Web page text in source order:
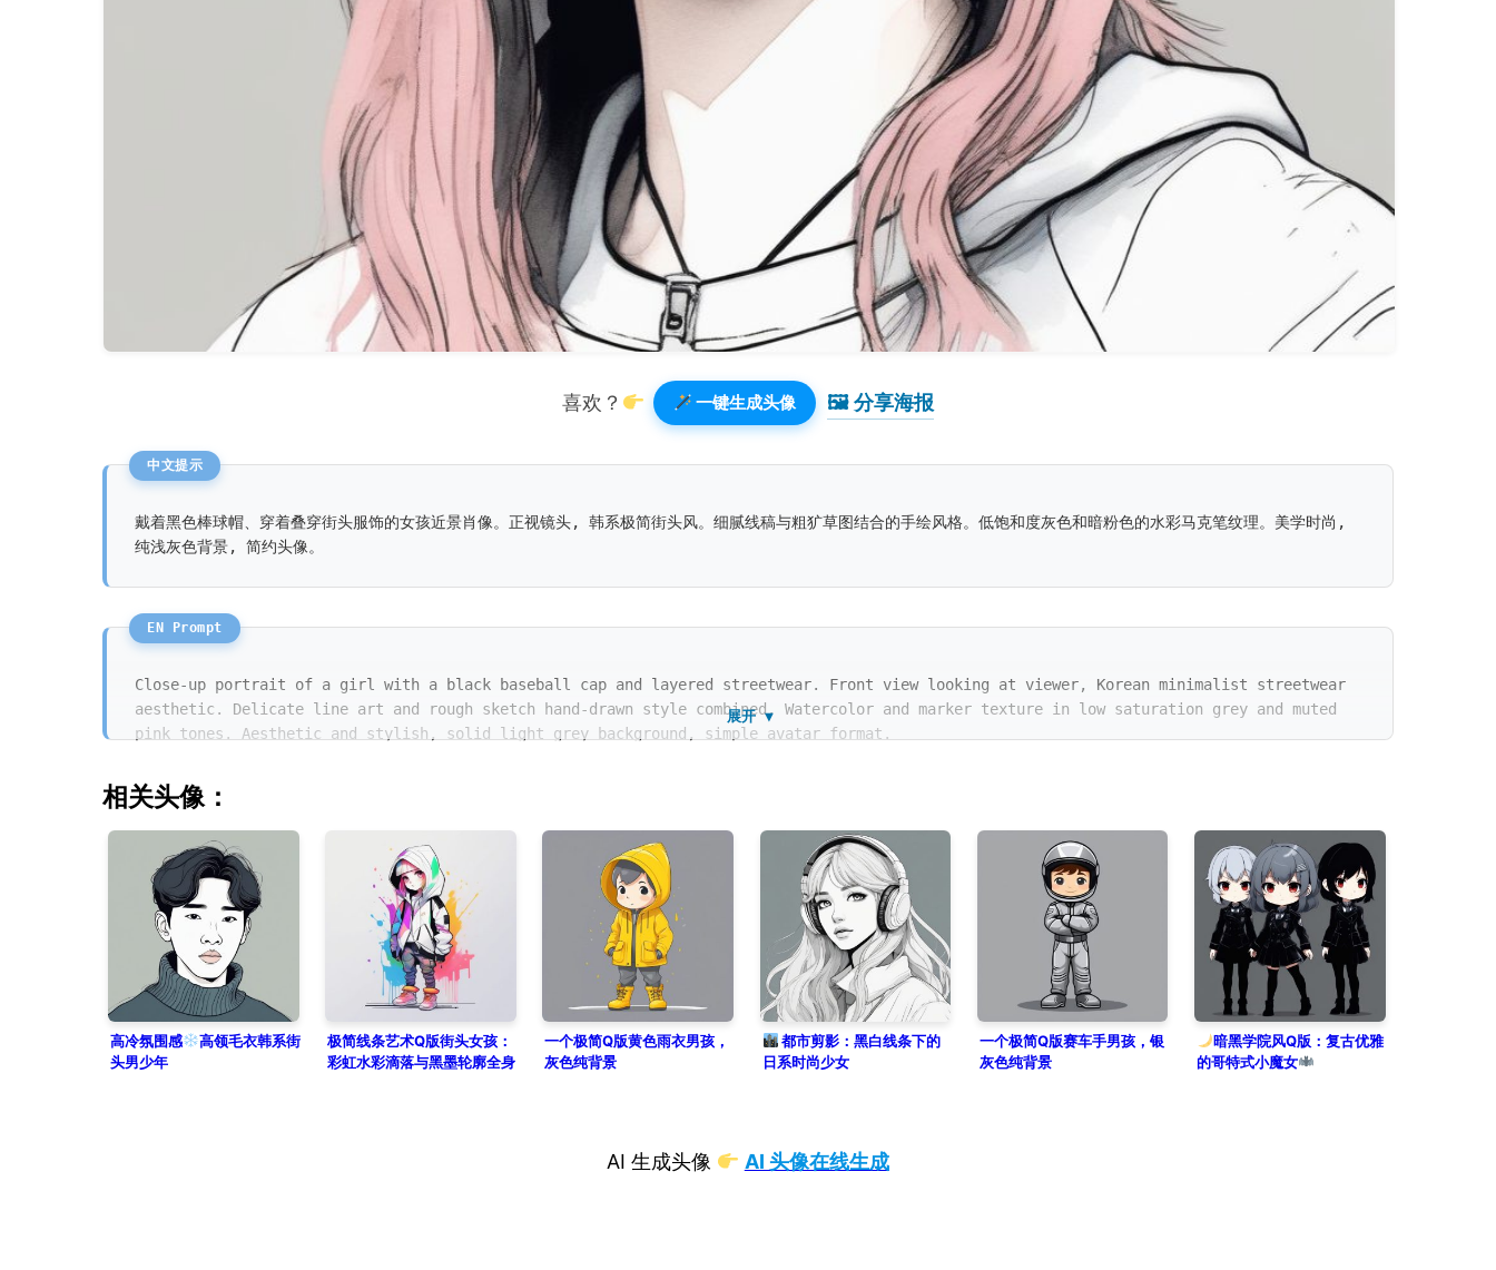
喜欢？ 一键生成头像 🖼 分享海报️
戴着黑色棒球帽、穿着叠穿街头服饰的女孩近景肖像。正视镜头, 韩系极简街头风。细腻线稿与粗犷草图结合的手绘风格。低饱和度灰色和暗粉色的水彩马克笔纹理。美学时尚,
纯浅灰色背景, 简约头像。
Close-up portrait of a girl with a black baseball cap and layered streetwear. Front view looking at viewer, Korean minimalist streetwear
aesthetic. Delicate line art and rough sketch hand-drawn style combined. Watercolor and marker texture in low saturation grey and muted
pink tones. Aesthetic and stylish, solid light grey background, simple avatar format.
展开 ▼
相关头像：
高冷氛围感
高领毛衣韩系街
头男少年
极简线条艺术Q版街头女孩：
彩虹水彩滴落与黑墨轮廓全身
一个极简Q版黄色雨衣男孩，
灰色纯背景
都市剪影：黑白线条下的
日系时尚少女
一个极简Q版赛车手男孩，银
灰色纯背景
暗黑学院风Q版：复古优雅
的哥特式小魔女
AI 生成头像 AI 头像在线生成